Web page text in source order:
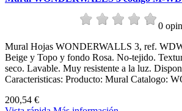
0
Mural Hojas WONDERWALLS 3, ref.
Beige y Topo y fondo Rosa. No-tejido.
seco. Lavable. Muy resistente a la luz.
Caracteristicas: Producto: Mural Catalogo:
200,54 €